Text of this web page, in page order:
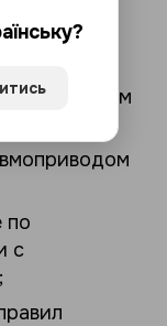
талона;
гарантийном
по
с